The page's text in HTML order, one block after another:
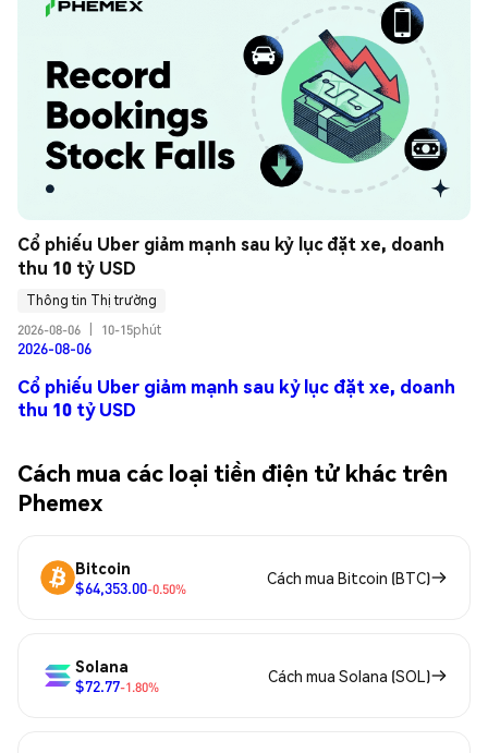
Cổ phiếu Uber giảm mạnh sau kỷ lục đặt xe, doanh
thu 10 tỷ USD
Thông tin Thị trường
2026-08-06
10-15phút
2026-08-06
Cổ phiếu Uber giảm mạnh sau kỷ lục đặt xe, doanh
thu 10 tỷ USD
Cách mua các loại tiền điện tử khác trên
Phemex
Bitcoin
$64,353.00-0.50%
Cách mua Bitcoin (BTC)
Solana
$72.77-1.80%
Cách mua Solana (SOL)